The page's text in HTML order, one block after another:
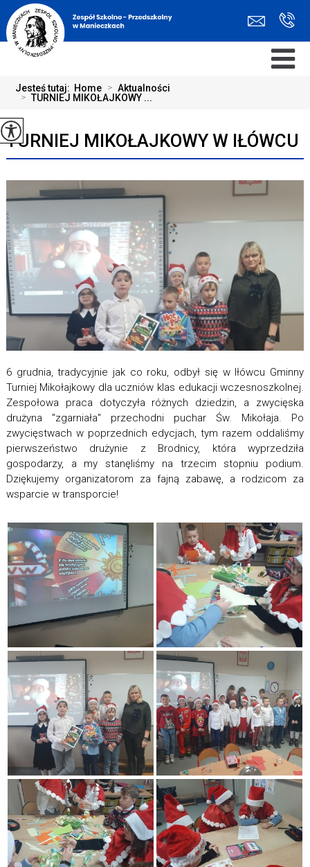
Jesteś tutaj: Home > Aktualności
> TURNIEJ MIKOŁAJKOWY ...
TURNIEJ MIKOŁAJKOWY W IŁÓWCU
6 grudnia, tradycyjnie jak co roku, odbył się w Iłówcu Gminny
Turniej Mikołajkowy dla uczniów klas edukacji wczesnoszkolnej.
Zespołowa praca dotyczyła różnych dziedzin, a zwycięska
drużyna "zgarniała" przechodni puchar Św. Mikołaja. Po
zwycięstwach w poprzednich edycjach, tym razem oddaliśmy
pierwszeństwo drużynie z Brodnicy, która wyprzedziła
gospodarzy, a my stanęliśmy na trzecim stopniu podium.
Dziękujemy organizatorom za fajną zabawę, a rodzicom za
wsparcie w transporcie!